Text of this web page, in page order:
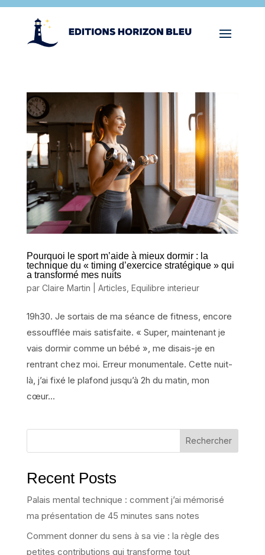
Pourquoi le sport m’aide à mieux dormir : la
technique du « timing d’exercice stratégique » qui
a transformé mes nuits
par Claire Martin Articles Equilibre interieur
19h30. Je sortais de ma séance de fitness, encore
essoufflée mais satisfaite. « Super, maintenant je
vais dormir comme un bébé », me disais-je en
rentrant chez moi. Erreur monumentale. Cette nuit-
là, j’ai fixé le plafond jusqu’à 2h du matin, mon
cœur...
Rechercher
Recent Posts
Palais mental technique : comment j’ai mémorisé
ma présentation de 45 minutes sans notes
Comment donner du sens à sa vie : la règle des
petites contributions qui transforme tout